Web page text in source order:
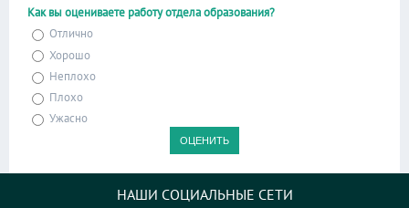
Как вы оцениваете работу отдела образования?
Отлично
Хорошо
Неплохо
Плохо
Ужасно
НАШИ СОЦИАЛЬНЫЕ СЕТИ